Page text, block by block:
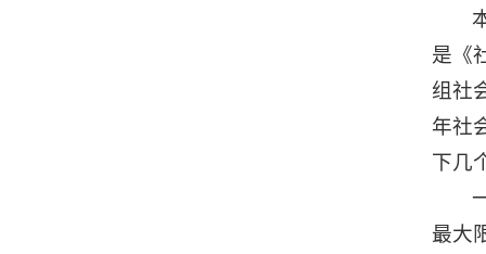
是《
组社
年社
下几
最大